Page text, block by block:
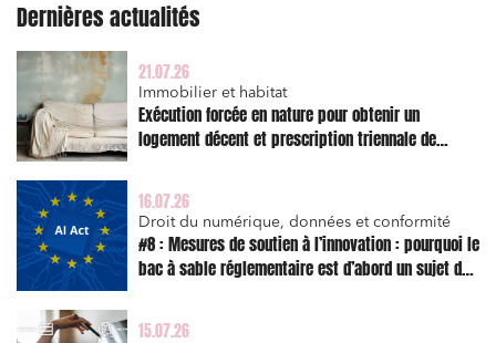
Dernières actualités
21.07.26
Immobilier et habitat
Exécution forcée en nature pour obtenir un
logement décent et prescription triennale de
16.07.26
Droit du numérique, données et conformité
#8 : Mesures de soutien à l’innovation : pourquoi le
bac à sable réglementaire est d’abord un sujet de
15.07.26
Immobilier et habitat
Entreprises du numérique
Établissements financiers
Mobilité et transport
Règlement des litiges
Droit du numérique, données et conformité
Relations sociales et droit du travail
Commande publique